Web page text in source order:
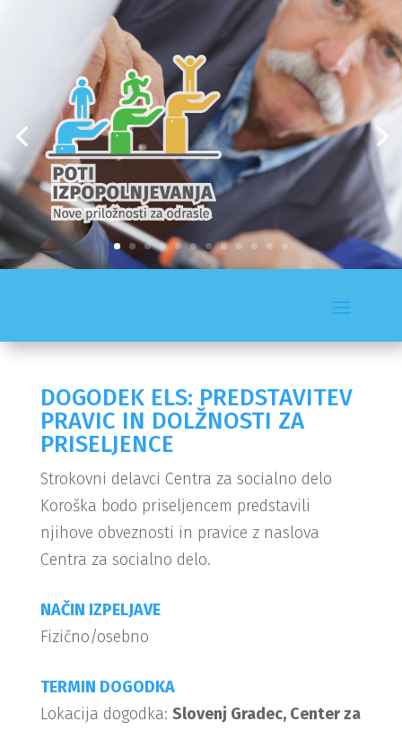
DOGODEK ELS: PREDSTAVITEV
PRAVIC IN DOLŽNOSTI ZA
PRISELJENCE
Strokovni delavci Centra za socialno delo
Koroška bodo priseljencem predstavili
njihove obveznosti in pravice z naslova
Centra za socialno delo.
NAČIN IZPELJAVE
Fizično/osebno
TERMIN DOGODKA
Lokacija dogodka: Slovenj Gradec, Center za